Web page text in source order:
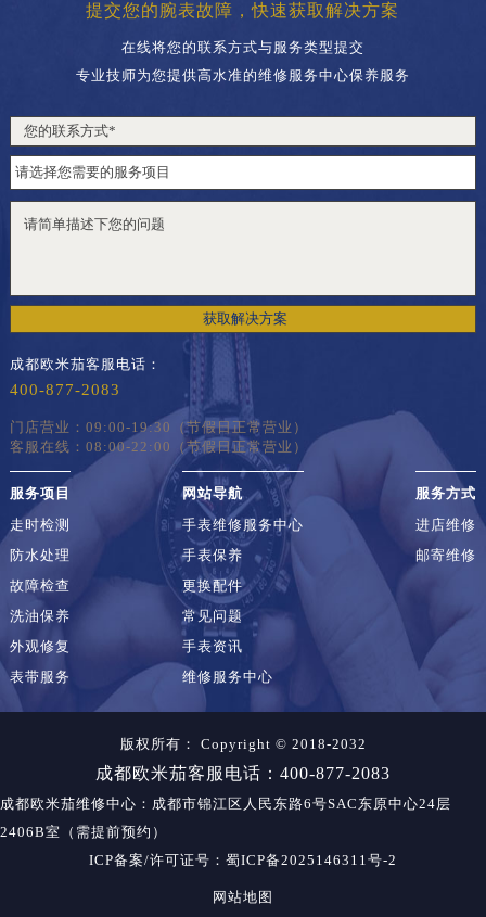
提交您的腕表故障，快速获取解决方案
在线将您的联系方式与服务类型提交
专业技师为您提供高水准的维修服务中心保养服务
获取解决方案
成都欧米茄客服电话：
400-877-2083
门店营业：09:00-19:30（节假日正常营业）
客服在线：08:00-22:00（节假日正常营业）
服务项目
走时检测
防水处理
故障检查
洗油保养
外观修复
表带服务
网站导航
手表维修服务中心
手表保养
更换配件
常见问题
手表资讯
维修服务中心
服务方式
进店维修
邮寄维修
版权所有： Copyright © 2018-2032
成都欧米茄客服电话：400-877-2083
成都欧米茄维修中心 ：成都市锦江区人民东路6号SAC东原中心24层
2406B室（需提前预约）
ICP备案/许可证号：蜀ICP备2025146311号-2
网站地图